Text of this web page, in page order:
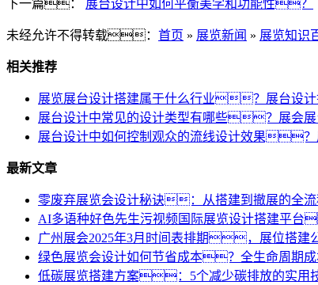
下一篇： 展台设计中如何平衡美学和功能性？
未经允许不得转载： 首页 » 展览新闻 » 展览知识
相关推荐
展览展台设计搭建属于什么行业？展台设
展台设计中常见的设计类型有哪些？展会展
展台设计中如何控制观众的流线设计效果？
最新文章
零废弃展览会设计秘诀：从搭建到撤展的全流
AI多语种好色先生污视频国际展览设计搭建平台
广州展会2025年3月时间表排期，展位搭建
绿色展览会设计如何节省成本？全生命周期成
低碳展览搭建方案：5个减少碳排放的实用